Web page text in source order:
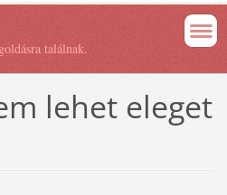
találnak.
lehet eleget